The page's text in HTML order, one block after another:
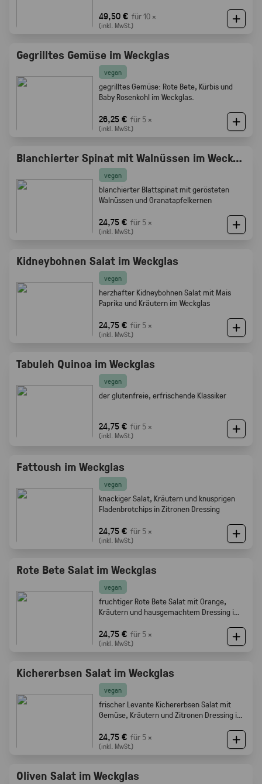
49,50 € für 10 ×
(inkl. MwSt.)
Gegrilltes Gemüse im Weckglas
vegan
gegrilltes Gemüse: Rote Bete, Kürbis und
Baby Rosenkohl im Weckglas.
26,25 € für 5 ×
(inkl. MwSt.)
Blanchierter Spinat mit Walnüssen im Weckglas
vegan
blanchierter Blattspinat mit gerösteten
Walnüssen und Granatapfelkernen
24,75 € für 5 ×
(inkl. MwSt.)
Kidneybohnen Salat im Weckglas
vegan
herzhafter Kidneybohnen Salat mit Mais
Paprika und Kräutern im Weckglas
24,75 € für 5 ×
(inkl. MwSt.)
Tabuleh Quinoa im Weckglas
vegan
der glutenfreie, erfrischende Klassiker
24,75 € für 5 ×
(inkl. MwSt.)
Fattoush im Weckglas
vegan
knackiger Salat, Kräutern und knusprigen
Fladenbrotchips in Zitronen Dressing
24,75 € für 5 ×
(inkl. MwSt.)
Rote Bete Salat im Weckglas
vegan
fruchtiger Rote Bete Salat mit Orange,
Kräutern und hausgemachtem Dressing im
24,75 € für 5 ×
(inkl. MwSt.)
Kichererbsen Salat im Weckglas
vegan
frischer Levante Kichererbsen Salat mit
Gemüse, Kräutern und Zitronen Dressing im
24,75 € für 5 ×
(inkl. MwSt.)
Oliven Salat im Weckglas